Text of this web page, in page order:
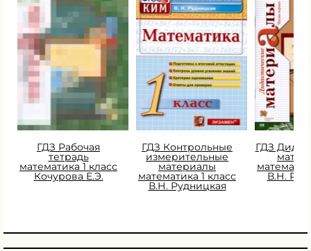
ГДЗ Рабочая
тетрадь
математика 1 класс
Кочурова Е.Э.
ГДЗ Контрольные
измерительные
материалы
математика 1 класс
В.Н. Рудницкая
ГДЗ
В.Н.